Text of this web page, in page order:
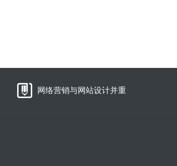
网络营销与网站设计并重